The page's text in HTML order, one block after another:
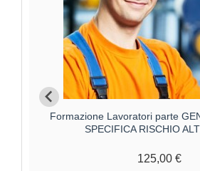
Formazione Lavoratori parte
SPECIFICA RISCHIO
125,00 €